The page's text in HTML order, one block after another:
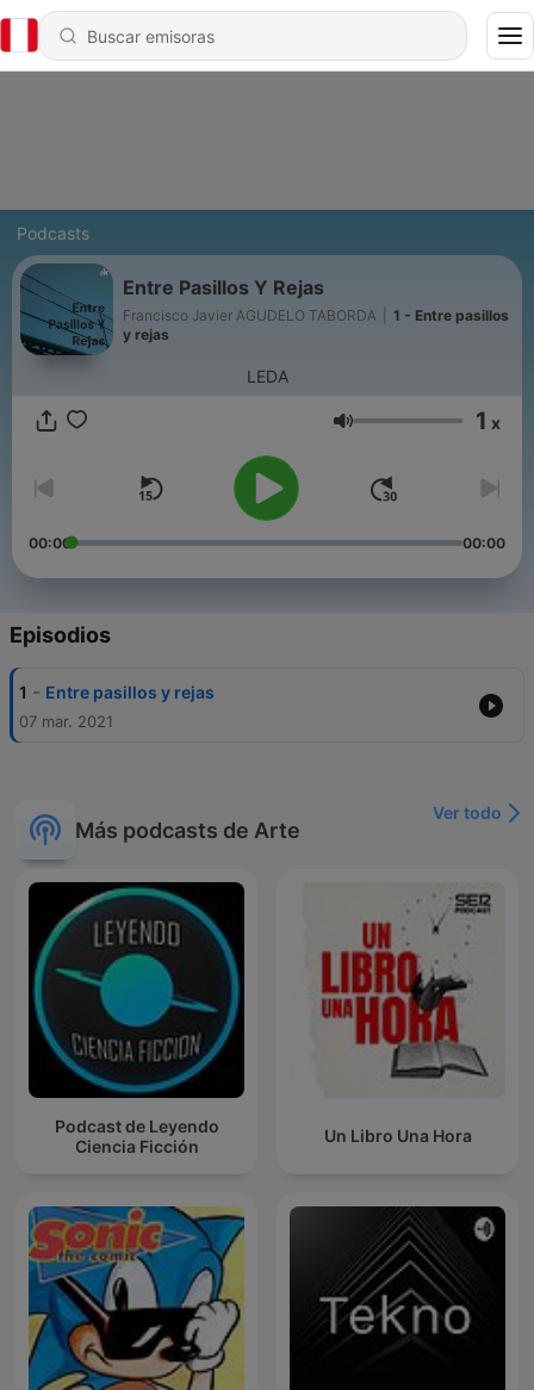
Podcasts
Entre Pasillos Y Rejas
Francisco Javier AGUDELO TABORDA
1 - Entre pasillos
y rejas
LEDA
Volumen 1 x
00:00 00:00
Episodios
1 - Entre pasillos y rejas
07 mar. 2021
Más podcasts de Arte
Ver todo
Podcast de Leyendo
Ciencia Ficción
Un Libro Una Hora